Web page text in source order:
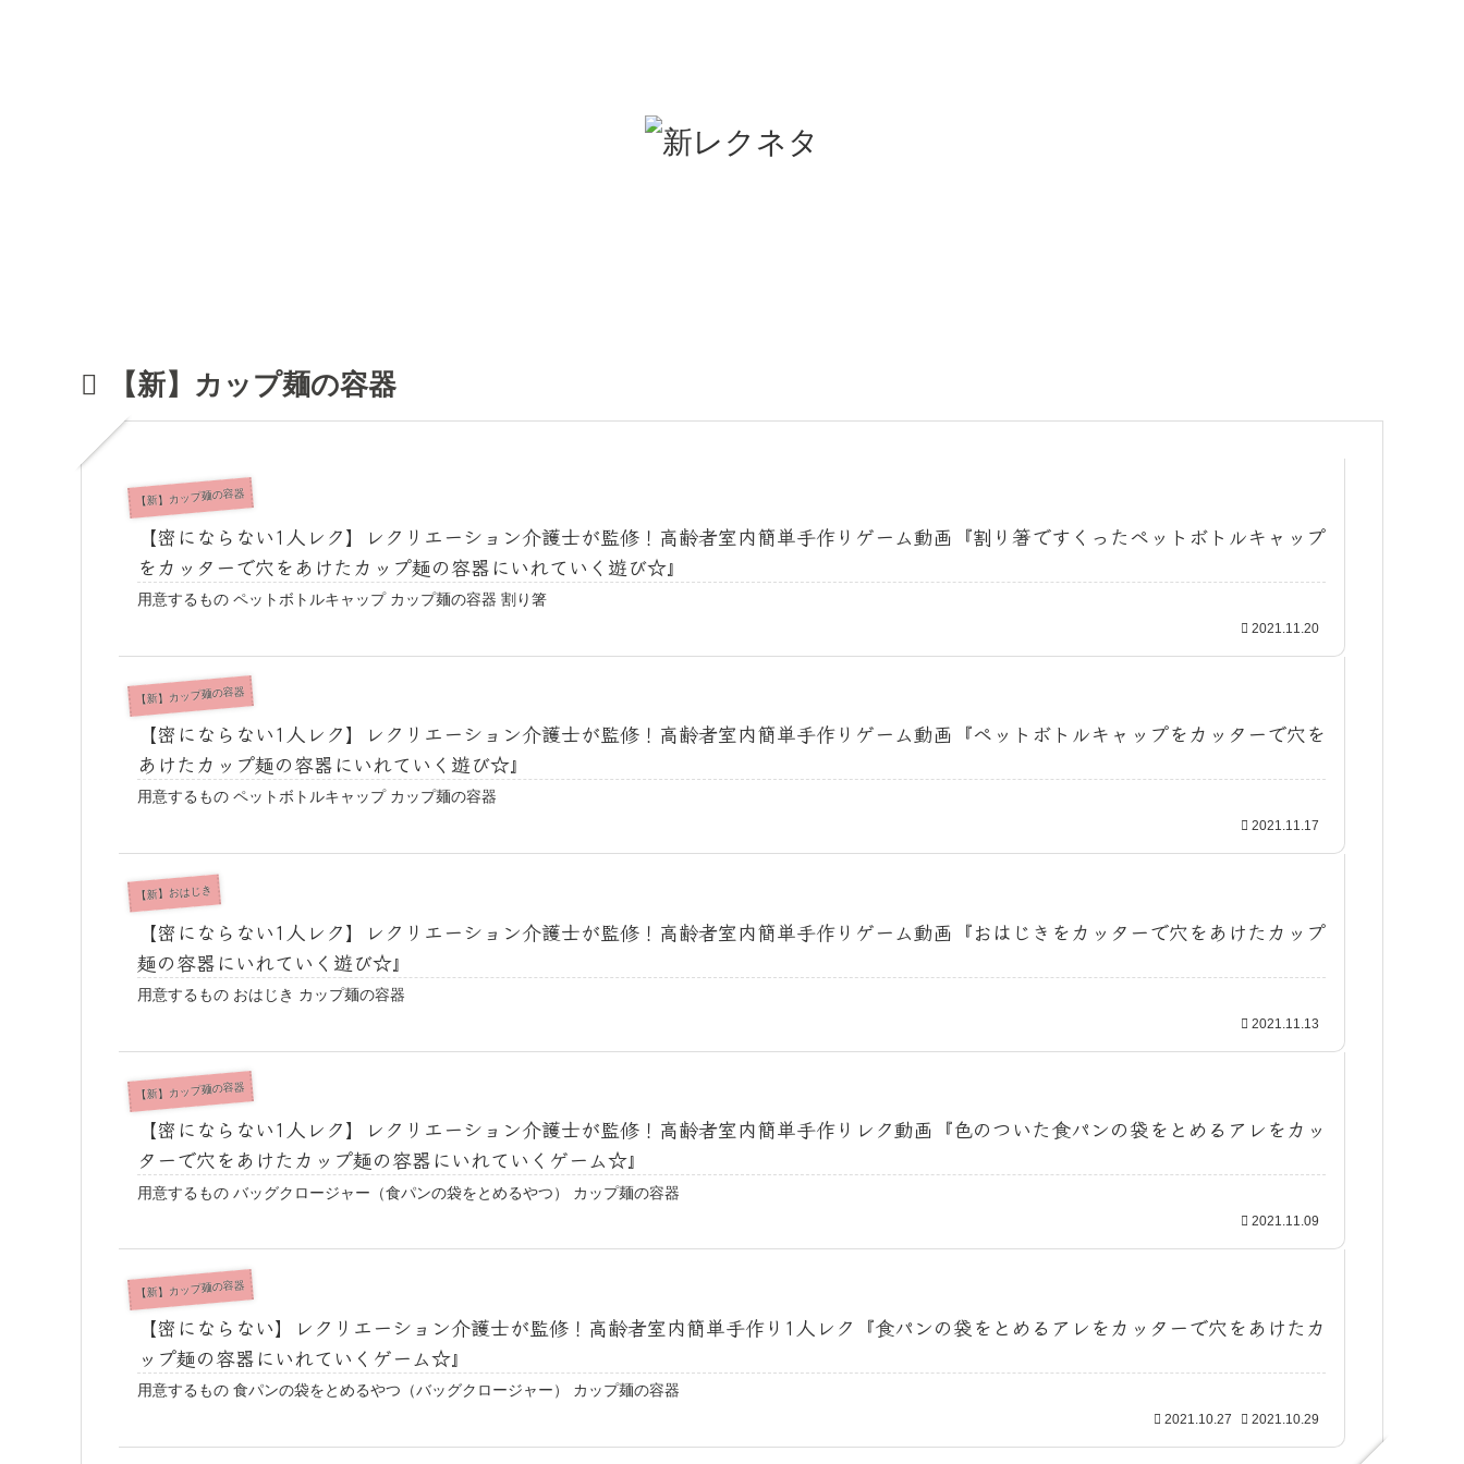
【新】カップ麺の容器
【新】カップ麺の容器
【密にならない1人レク】レクリエーション介護士が監修！高齢者室内簡単手作りゲーム動画『割り箸ですくったペットボトルキャップ
をカッターで穴をあけたカップ麺の容器にいれていく遊び☆』
用意するもの ペットボトルキャップ カップ麺の容器 割り箸
2021.11.20
【新】カップ麺の容器
【密にならない1人レク】レクリエーション介護士が監修！高齢者室内簡単手作りゲーム動画『ペットボトルキャップをカッターで穴を
あけたカップ麺の容器にいれていく遊び☆』
用意するもの ペットボトルキャップ カップ麺の容器
2021.11.17
【新】おはじき
【密にならない1人レク】レクリエーション介護士が監修！高齢者室内簡単手作りゲーム動画『おはじきをカッターで穴をあけたカップ
麺の容器にいれていく遊び☆』
用意するもの おはじき カップ麺の容器
2021.11.13
【新】カップ麺の容器
【密にならない1人レク】レクリエーション介護士が監修！高齢者室内簡単手作りレク動画『色のついた食パンの袋をとめるアレをカッ
ターで穴をあけたカップ麺の容器にいれていくゲーム☆』
用意するもの バッグクロージャー（食パンの袋をとめるやつ） カップ麺の容器
2021.11.09
【新】カップ麺の容器
【密にならない】レクリエーション介護士が監修！高齢者室内簡単手作り1人レク『食パンの袋をとめるアレをカッターで穴をあけたカ
ップ麺の容器にいれていくゲーム☆』
用意するもの 食パンの袋をとめるやつ（バッグクロージャー） カップ麺の容器
2021.10.27 2021.10.29